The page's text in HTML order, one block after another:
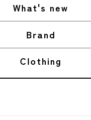
What's new
Brand
Clothing